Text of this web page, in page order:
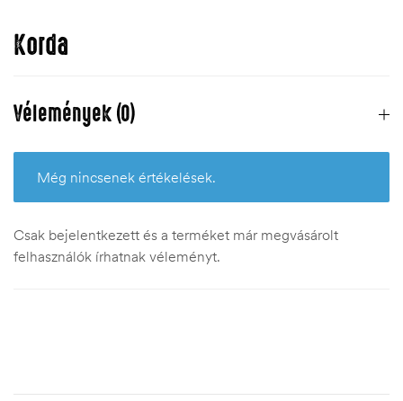
Korda
Vélemények (0)
Még nincsenek értékelések.
Csak bejelentkezett és a terméket már megvásárolt
felhasználók írhatnak véleményt.